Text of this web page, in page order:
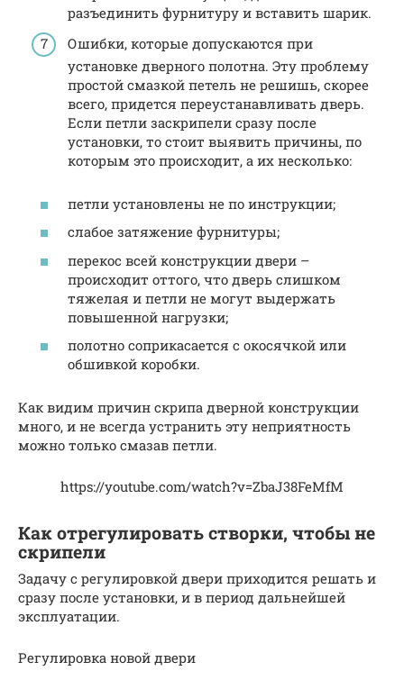
разъединить фурнитуру и вставить шарик.
Ошибки, которые допускаются при
установке дверного полотна. Эту проблему
простой смазкой петель не решишь, скорее
всего, придется переустанавливать дверь.
Если петли заскрипели сразу после
установки, то стоит выявить причины, по
которым это происходит, а их несколько:
петли установлены не по инструкции;
слабое затяжение фурнитуры;
перекос всей конструкции двери –
происходит оттого, что дверь слишком
тяжелая и петли не могут выдержать
повышенной нагрузки;
полотно соприкасается с окосячкой или
обшивкой коробки.
Как видим причин скрипа дверной конструкции
много, и не всегда устранить эту неприятность
можно только смазав петли.
https://youtube.com/watch?v=ZbaJ38FeMfM
Как отрегулировать створки, чтобы не
скрипели
Задачу с регулировкой двери приходится решать и
сразу после установки, и в период дальнейшей
эксплуатации.
Регулировка новой двери